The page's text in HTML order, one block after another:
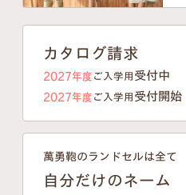
カタログ請求
2027年度 ご入学用 受付中
2027年度 ご入学用 受付開始
萬勇鞄のランドセルは全て
自分だけのネーム